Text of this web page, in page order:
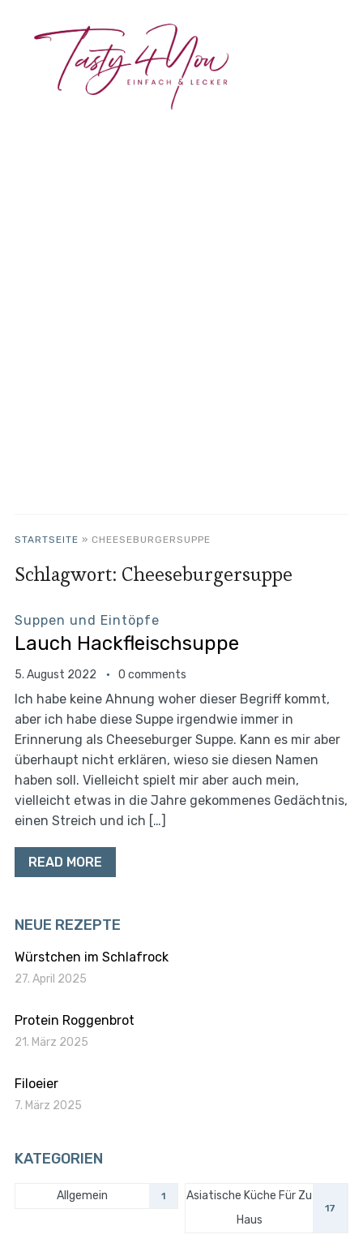
STARTSEITE » CHEESEBURGERSUPPE
Schlagwort: Cheeseburgersuppe
Suppen und Eintöpfe
Lauch Hackfleischsuppe
5. August 2022 0 comments
Ich habe keine Ahnung woher dieser Begriff kommt,
aber ich habe diese Suppe irgendwie immer in
Erinnerung als Cheeseburger Suppe. Kann es mir aber
überhaupt nicht erklären, wieso sie diesen Namen
haben soll. Vielleicht spielt mir aber auch mein,
vielleicht etwas in die Jahre gekommenes Gedächtnis,
einen Streich und ich […]
READ MORE
NEUE REZEPTE
Würstchen im Schlafrock
27. April 2025
Protein Roggenbrot
21. März 2025
Filoeier
7. März 2025
KATEGORIEN
Allgemein 1
Asiatische Küche Für Zu
Haus
17